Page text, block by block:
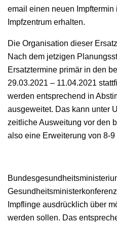
email einen neuen
Impfzentrum erhalten.
Die Organisation dieser
Nach dem jetzigen
Ersatztermine primär in den
29.03.2021 – 11.04.2021
werden entsprechend in
ausgeweitet. Das kann unter
zeitliche Ausweitung vor den
also eine Erweiterung von 8-9
Impflinge ausdrücklich über
werden sollen. Das